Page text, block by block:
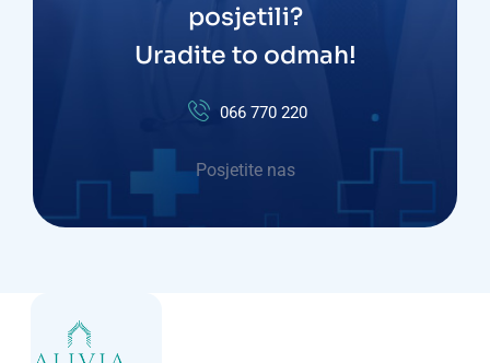
posjetili?
Uradite to odmah!
066 770 220
Posjetite nas